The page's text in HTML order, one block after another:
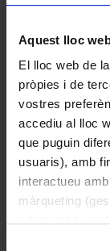
Aquest lloc
El lloc web de
pròpies i de
vostres
accediu al lloc
que puguin
usuaris), amb
interactueu
màrqueting